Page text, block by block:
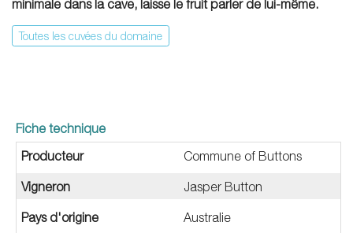
minimale dans la cave, laisse le fruit parler de lui-même.
Toutes les cuvées du domaine
Fiche technique
Producteur
Commune of Buttons
Vigneron Jasper Button
Pays d'origine Australie